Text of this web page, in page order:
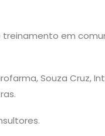
treinamento em
Souza Cruz,